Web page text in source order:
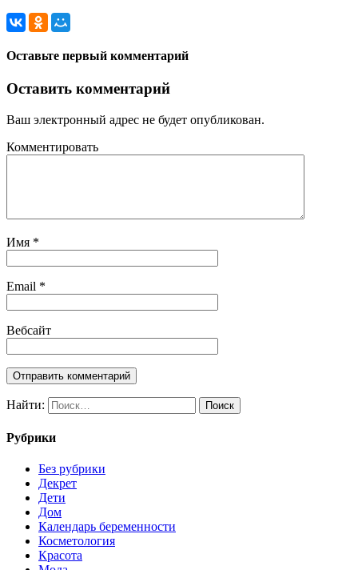
Оставьте первый комментарий
Оставить комментарий
Ваш электронный адрес не будет опубликован.
Комментировать
Имя *
Email *
Вебсайт
Найти:
Рубрики
Без рубрики
Декрет
Дети
Дом
Календарь беременности
Косметология
Красота